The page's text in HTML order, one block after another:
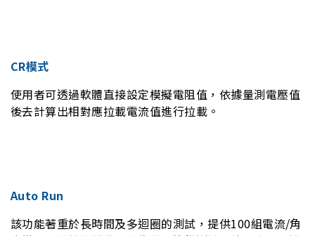
CR模式
使用者可透過軟體直接設定模擬電阻值，依據量測電壓值
後去計算出相對應拉載電流值進行拉載。
Auto Run
該功能著重於長時間及多迴圈的測試，提供100組電流/角